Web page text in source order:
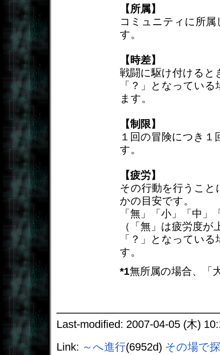
【所属】
コミュニティに所
す。
【時差】
戦闘に駆け付けると
「？」となってい
ます。
【制限】
１回の冒険につき
す。
【疲労】
その行動を行うこ
かの目安です。
「無」「小」「中
（「無」は疲労度
「？」となってい
す。
*1無所属の場合、「
Last-modified: 2007-04-05 (木)
Link: ～へ進行(6952d) その場で